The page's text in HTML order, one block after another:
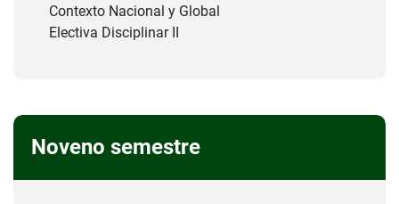
Contexto Nacional y Global
Electiva Disciplinar II
Noveno semestre